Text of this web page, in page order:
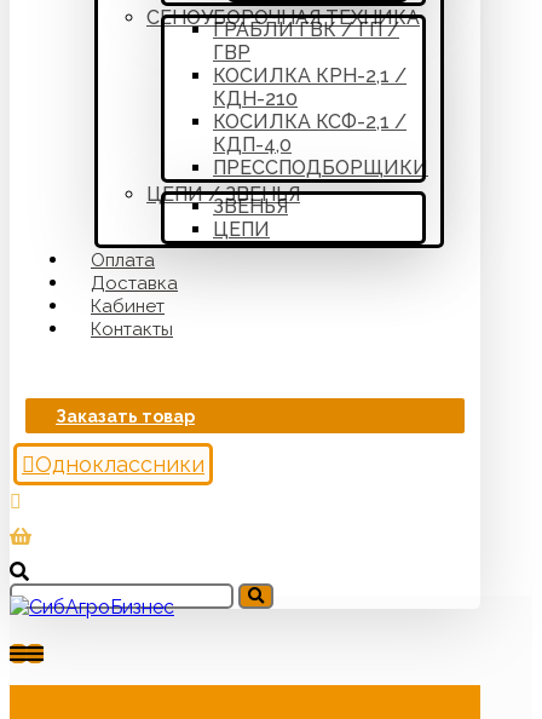
СЕНОУБОРОЧНАЯ ТЕХНИКА
ГРАБЛИ ГВК / ГП /
ГВР
КОСИЛКА КРН-2,1 /
КДН-210
КОСИЛКА КСФ-2,1 /
КДП-4,0
ПРЕССПОДБОРЩИКИ
ЦЕПИ / ЗВЕНЬЯ
ЗВЕНЬЯ
ЦЕПИ
Оплата
Доставка
Кабинет
Контакты
Заказать товар
Одноклассники